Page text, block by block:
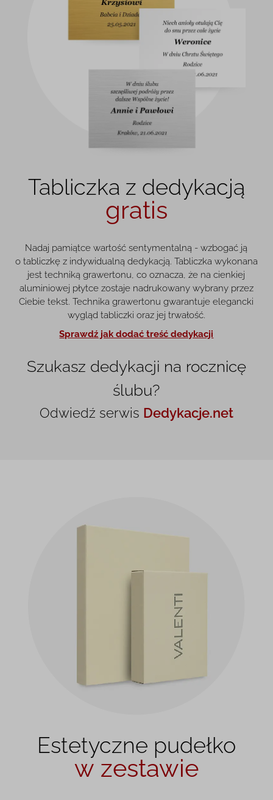
Tabliczka z dedykacją
gratis
Nadaj pamiątce wartość sentymentalną - wzbogać ją
o tabliczkę z indywidualną dedykacją. Tabliczka wykonana
jest techniką grawertonu, co oznacza, że na cienkiej
aluminiowej płytce zostaje nadrukowany wybrany przez
Ciebie tekst. Technika grawertonu gwarantuje elegancki
wygląd tabliczki oraz jej trwałość.
Sprawdź jak dodać treść dedykacji
Szukasz dedykacji na rocznicę
ślubu?
Odwiedź serwis Dedykacje.net
Estetyczne pudełko
w zestawie